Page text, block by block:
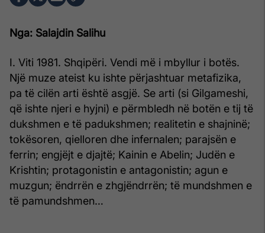
Nga: Salajdin Salihu
I. Viti 1981. Shqipëri. Vendi më i mbyllur i botës.
Një muze ateist ku ishte përjashtuar metafizika,
pa të cilën arti është asgjë. Se arti (si Gilgameshi,
që ishte njeri e hyjni) e përmbledh në botën e tij të
dukshmen e të padukshmen; realitetin e shajninë;
tokësoren, qielloren dhe infernalen; parajsën e
ferrin; engjëjt e djajtë; Kainin e Abelin; Judën e
Krishtin; protagonistin e antagonistin; agun e
muzgun; ëndrrën e zhgjëndrrën; të mundshmen e
të pamundshmen…